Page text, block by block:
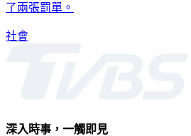
了兩張罰單。
社會
深入時事，一觸即見